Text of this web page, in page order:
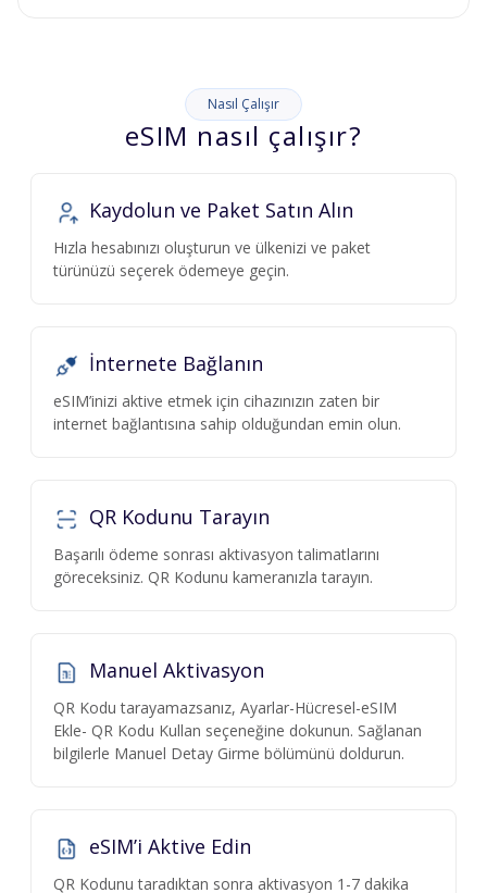
Nasıl Çalışır
eSIM nasıl çalışır?
Kaydolun ve Paket Satın Alın
Hızla hesabınızı oluşturun ve ülkenizi ve paket
türünüzü seçerek ödemeye geçin.
İnternete Bağlanın
eSIM’inizi aktive etmek için cihazınızın zaten bir
internet bağlantısına sahip olduğundan emin olun.
QR Kodunu Tarayın
Başarılı ödeme sonrası aktivasyon talimatlarını
göreceksiniz. QR Kodunu kameranızla tarayın.
Manuel Aktivasyon
QR Kodu tarayamazsanız, Ayarlar-Hücresel-eSIM
Ekle- QR Kodu Kullan seçeneğine dokunun. Sağlanan
bilgilerle Manuel Detay Girme bölümünü doldurun.
eSIM’i Aktive Edin
QR Kodunu taradıktan sonra aktivasyon 1-7 dakika